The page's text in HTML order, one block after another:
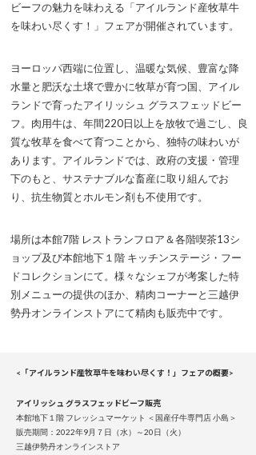
ビーフの魅力を味わえる「アイルランド産牧草牛
を味わい尽くす！」フェアが開催されています。
ヨーロッパ西端に位置し、温暖な気候、豊富な降
水量と肥沃な土壌で豊かに牧草が育つ国、アイル
ランドで育ったアイリッシュ グラスフェッドビー
フ。肉用牛は、年間220日以上を放牧で過ごし、良
質な牧草を食べて育つことから、独特の味わいが
あります。アイルランドでは、政府の支援・管理
下のもと、サステナブルな畜産に取り組んでお
り、抗生物質とホルモン剤も不使用です。
場所は本館7階 レストランフロア＆各階喫茶13シ
ョップ及び本館地下１階 キッチンステージ・フー
ドコレクションにて。様々なシェフが考案した特
別メニューの提供のほか、精肉コーナーと三越伊
勢丹オンラインストアにて精肉も販売中です。
<「アイルランド産牧草牛を味わい尽くす！」フェアの概要>
アイリッシュ グラスフェッドビーフ販売
本館地下１階 フレッシュマーケット ＜国産仔牛専門店 小島＞
販売期間：2022年9月７日（水）～20日（火）
三越伊勢丹オンラインストア